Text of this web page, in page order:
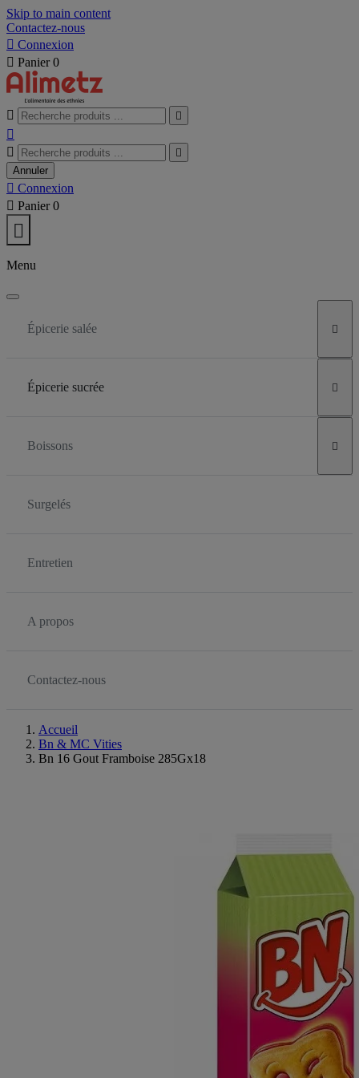
Skip to main content
Contactez-nous
 Connexion
 Panier 0
 



Annuler
 Connexion
 Panier 0

Menu
Épicerie salée 
Épicerie sucrée 
Boissons 
Surgelés
Entretien
A propos
Contactez-nous
Accueil
Bn & MC Vities
Bn 16 Gout Framboise 285Gx18